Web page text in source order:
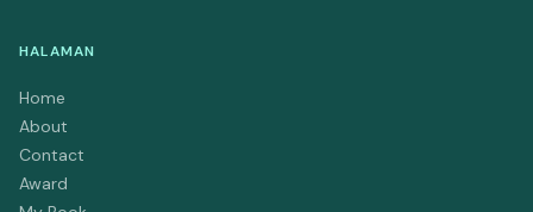
HALAMAN
Home
About
Contact
Award